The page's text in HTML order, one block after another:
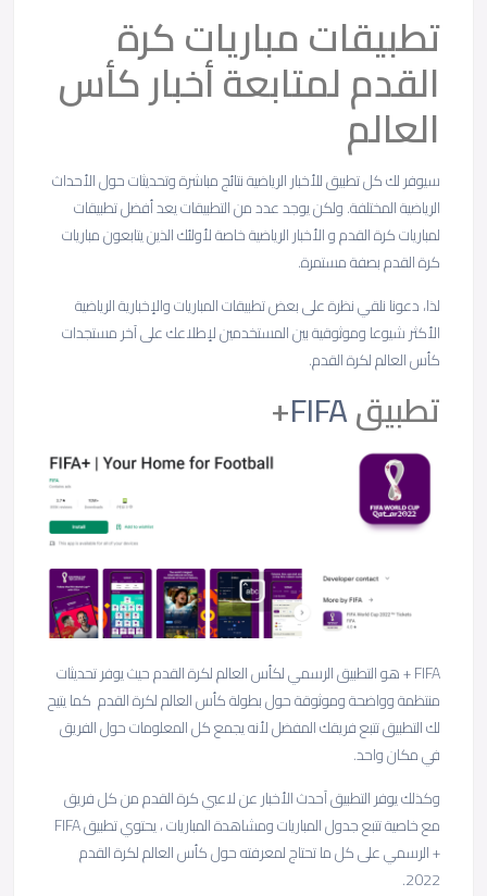
تطبيقات مباريات كرة
القدم لمتابعة أخبار كأس
العالم
سيوفر لك كل تطبيق للأخبار الرياضية نتائج مباشرة وتحديثات حول الأحداث
الرياضية المختلفة. ولكن يوجد عدد من التطبيقات يعد أفضل تطبيقات
لمباريات كرة القدم و الأخبار الرياضية خاصة لأولئك الذين يتابعون مباريات
كرة القدم بصفة مستمرة.
لذا، دعونا نلقي نظرة على بعض تطبيقات المباريات والإخبارية الرياضية
الأكثر شيوعا وموثوقية بين المستخدمين لإطلاعك على آخر مستجدات
كأس العالم لكرة القدم.
تطبيقFIFA
+
FIFA + هو التطبيق الرسمي لكأس العالم لكرة القدم حيث يوفر تحديثات
منتظمة وواضحة وموثوقة حول بطولة كأس العالم لكرة القدم كما يتيح
لك التطبيق تتبع فريقك المفضل لأنه يجمع كل المعلومات حول الفريق
في مكان واحد.
وكذلك يوفر التطبيق آحدث الأخبار عن لاعبي كرة القدم من كل فريق
مع خاصية تتبع جدول المباريات ومشاهدة المباريات ، يحتوي تطبيق FIFA
+ الرسمي على كل ما تحتاج لمعرفته حول كأس العالم لكرة القدم
2022.